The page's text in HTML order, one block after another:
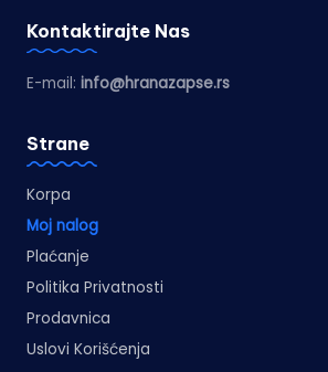
Kontaktirajte Nas
E-mail: info@hranazapse.rs
Strane
Korpa
Moj nalog
Plaćanje
Politika Privatnosti
Prodavnica
Uslovi Korišćenja